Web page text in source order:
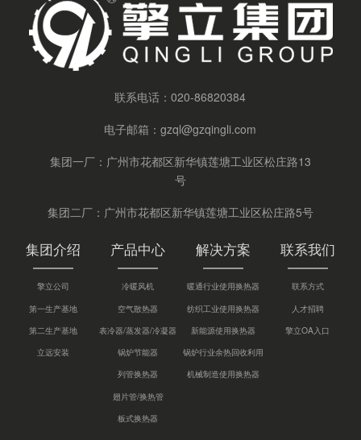
联系电话：020-86820384
电子邮箱：gzql@gzqingli.com
集团一厂：广州市花都区新华镇莲塘工业区松庄路13
号
集团二厂：广州市花都区新华镇莲塘工业区松庄路5号
集团介绍
擎立公司
第一生产基地
第二生产基地
立远安装
产品中心
冷暖风机
空气散热器
表冷器/蒸发器/冷凝器
锅炉节能器
列管换热器
翅片管/换热管
板式换热器
解决方案
暖通行业使用换热器
纺织工业使用换热器
新能源使用换热器
锅炉行业余热回收利用
机械制造使用换热器
联系我们
联系方式
人才招聘
擎立OA入口